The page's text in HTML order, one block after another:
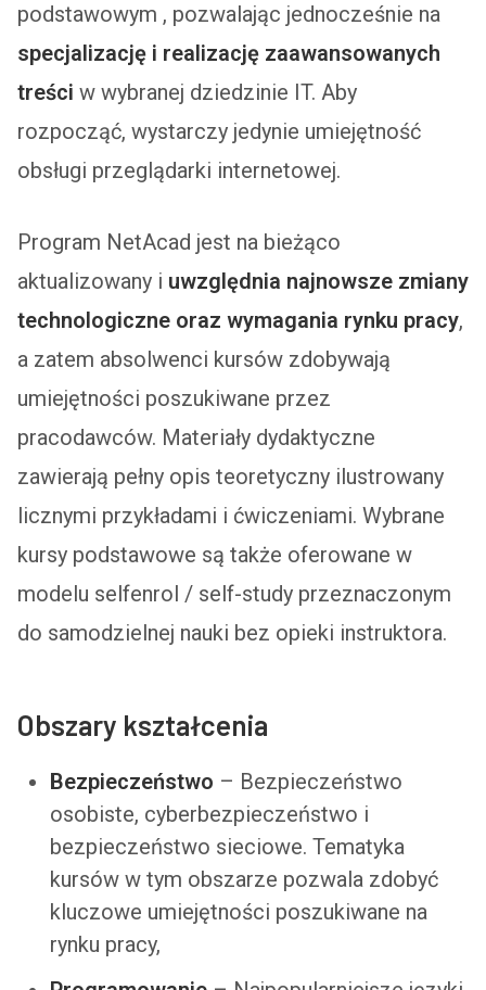
podstawowym , pozwalając jednocześnie na
specjalizację i realizację zaawansowanych
treści w wybranej dziedzinie IT. Aby
rozpocząć, wystarczy jedynie umiejętność
obsługi przeglądarki internetowej.
Program NetAcad jest na bieżąco
aktualizowany i uwzględnia najnowsze zmiany
technologiczne oraz wymagania rynku pracy,
a zatem absolwenci kursów zdobywają
umiejętności poszukiwane przez
pracodawców. Materiały dydaktyczne
zawierają pełny opis teoretyczny ilustrowany
licznymi przykładami i ćwiczeniami. Wybrane
kursy podstawowe są także oferowane w
modelu selfenrol / self-study przeznaczonym
do samodzielnej nauki bez opieki instruktora.
Obszary kształcenia
Bezpieczeństwo – Bezpieczeństwo
osobiste, cyberbezpieczeństwo i
bezpieczeństwo sieciowe. Tematyka
kursów w tym obszarze pozwala zdobyć
kluczowe umiejętności poszukiwane na
rynku pracy,